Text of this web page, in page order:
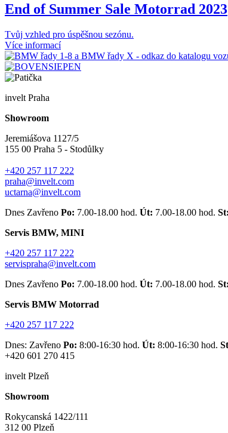
End of Summer Sale Motorrad 2023
Tvůj vzhled pro úspěšnou sezónu.
Více informací
invelt Praha
Showroom
Jeremiášova 1127/5
155 00 Praha 5 - Stodůlky
+420 257 117 222
praha@invelt.com
uctarna@invelt.com
Dnes Zavřeno Po: 7.00-18.00 hod. Út: 7.00-18.00 hod. St:
Servis BMW, MINI
+420 257 117 222
servispraha@invelt.com
Dnes Zavřeno Po: 7.00-18.00 hod. Út: 7.00-18.00 hod. St:
Servis BMW Motorrad
+420 257 117 222
Dnes: Zavřeno Po: 8:00-16:30 hod. Út: 8:00-16:30 hod.
+420 601 270 415
invelt Plzeň
Showroom
Rokycanská 1422/111
312 00 Plzeň